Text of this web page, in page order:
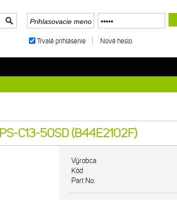
C13-50SD (B44E2102F)
Výrobca
Kód
Part No.
Trvalé prihlásenie Nové heslo